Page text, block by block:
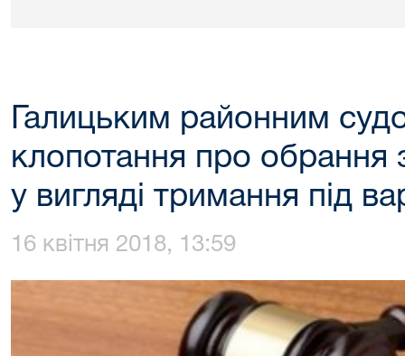
Галицьким районним
клопотання про обрання
у вигляді тримання під
16 квітня 2018, 13:59